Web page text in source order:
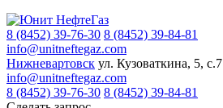
8 (8452) 39-76-30 8 (8452) 39-84-81
info@unitneftegaz.com
Нижневартовск ул. Кузоваткина, 5, с.7
info@unitneftegaz.com
8 (8452) 39-76-30 8 (8452) 39-84-81